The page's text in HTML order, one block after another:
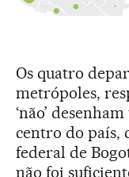
Os quatro
metrópoles,
‘não’
centro do país,
federal de
não foi